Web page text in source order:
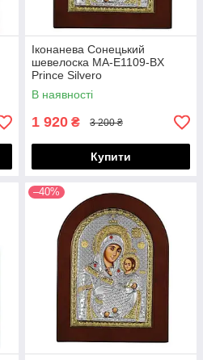
Іконанева Сонецький
шевелоска MA-E1109-BX
Prince Silvero
В наявності
1 920 ₴ 3 200 ₴
Купити
–40%